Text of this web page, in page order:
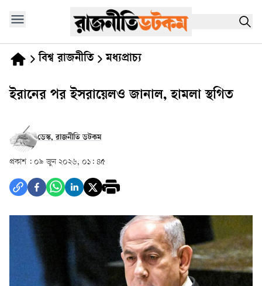
বিশ্ব রাজনীতি মধ্যপ্রাচ্য
ইরানের পর ইসরায়েলও জানাল, হামলা স্থগিত
ডেস্ক, রাজনীতি ডটকম
প্রকাশ : ০৯ জুন ২০২৬, ০১: ৪৫